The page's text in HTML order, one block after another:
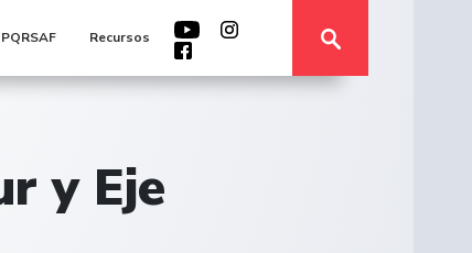
PQRSAF Recursos
y Eje